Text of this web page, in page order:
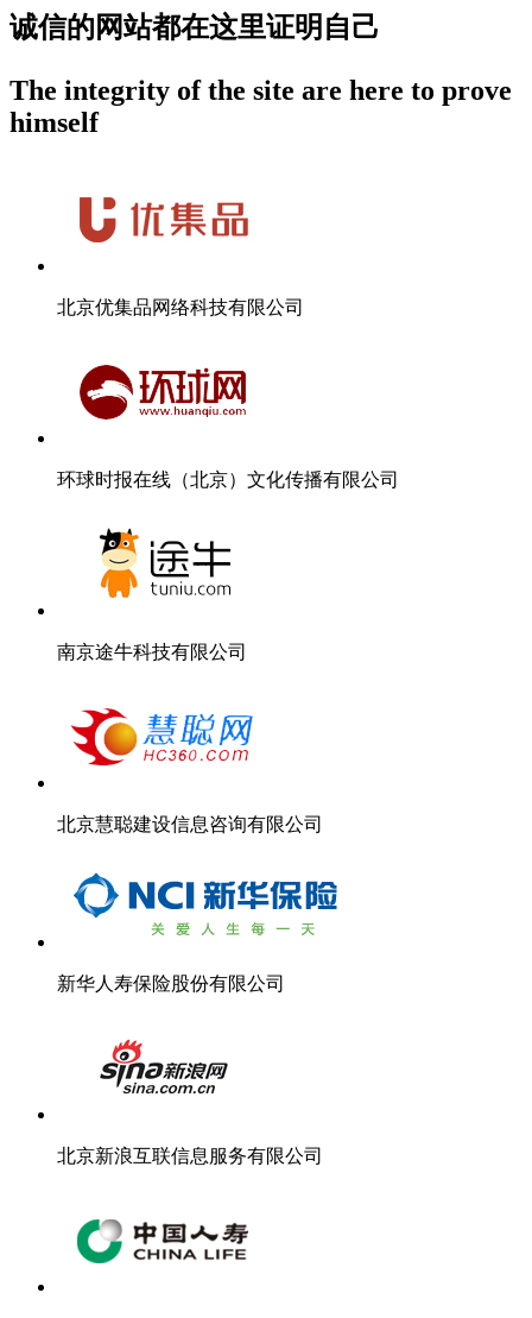
诚信的网站都在这里证明自己
The integrity of the site are here to prove
himself
北京优集品网络科技有限公司
环球时报在线（北京）文化传播有限公司
南京途牛科技有限公司
北京慧聪建设信息咨询有限公司
新华人寿保险股份有限公司
北京新浪互联信息服务有限公司